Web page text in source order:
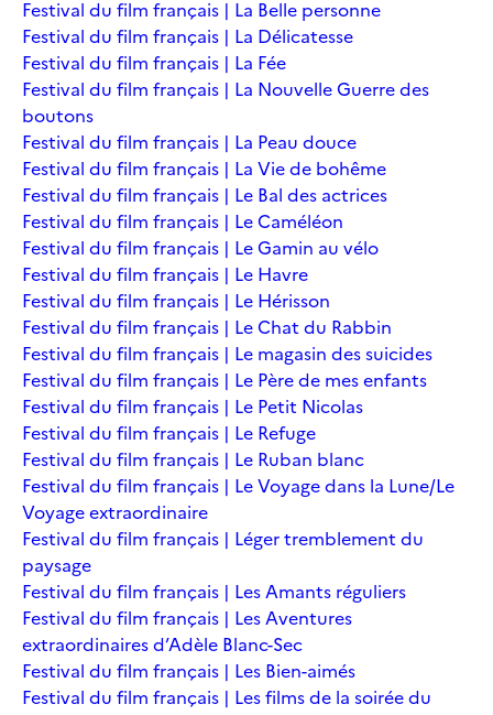
Festival du film français | La Belle personne
Festival du film français | La Délicatesse
Festival du film français | La Fée
Festival du film français | La Nouvelle Guerre des
boutons
Festival du film français | La Peau douce
Festival du film français | La Vie de bohême
Festival du film français | Le Bal des actrices
Festival du film français | Le Caméléon
Festival du film français | Le Gamin au vélo
Festival du film français | Le Havre
Festival du film français | Le Hérisson
Festival du film français | Le Chat du Rabbin
Festival du film français | Le magasin des suicides
Festival du film français | Le Père de mes enfants
Festival du film français | Le Petit Nicolas
Festival du film français | Le Refuge
Festival du film français | Le Ruban blanc
Festival du film français | Le Voyage dans la Lune/Le
Voyage extraordinaire
Festival du film français | Léger tremblement du
paysage
Festival du film français | Les Amants réguliers
Festival du film français | Les Aventures
extraordinaires d’Adèle Blanc-Sec
Festival du film français | Les Bien-aimés
Festival du film français | Les films de la soirée du